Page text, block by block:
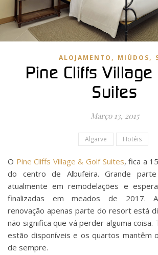
ALOJAMENTO , MIÚDOS,
Pine Cliffs
Suites
Março 13, 2015
Algarve Hotéis
Pine Cliffs Village & Golf Suites, fica a
do centro de Albufeira. Grande
atualmente em remodelações e
finalizadas em meados de 2017.
renovação apenas parte do resort está
não significa que vá perder alguma coisa.
estão disponíveis e os quartos mantêm
de sempre.